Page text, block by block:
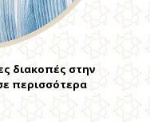
διακοπές στην
περισσότερα